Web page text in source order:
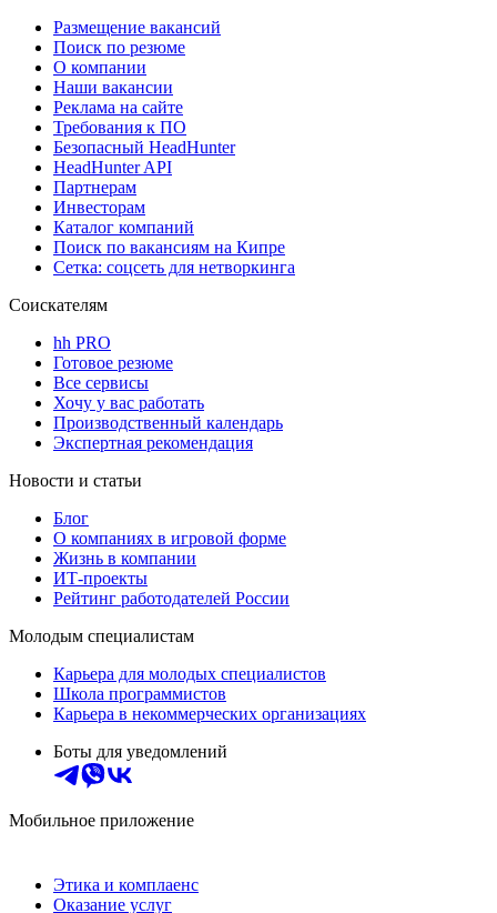
Размещение вакансий
Поиск по резюме
О компании
Наши вакансии
Реклама на сайте
Требования к ПО
Безопасный HeadHunter
HeadHunter API
Партнерам
Инвесторам
Каталог компаний
Поиск по вакансиям на Кипре
Сетка: соцсеть для нетворкинга
Соискателям
hh PRO
Готовое резюме
Все сервисы
Хочу у вас работать
Производственный календарь
Экспертная рекомендация
Новости и статьи
Блог
О компаниях в игровой форме
Жизнь в компании
ИТ-проекты
Рейтинг работодателей России
Молодым специалистам
Карьера для молодых специалистов
Школа программистов
Карьера в некоммерческих организациях
Боты для уведомлений
Мобильное приложение
Этика и комплаенс
Оказание услуг